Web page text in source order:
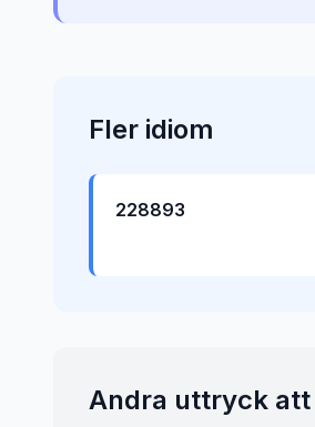
Fler idiom
228893
Andra uttryck